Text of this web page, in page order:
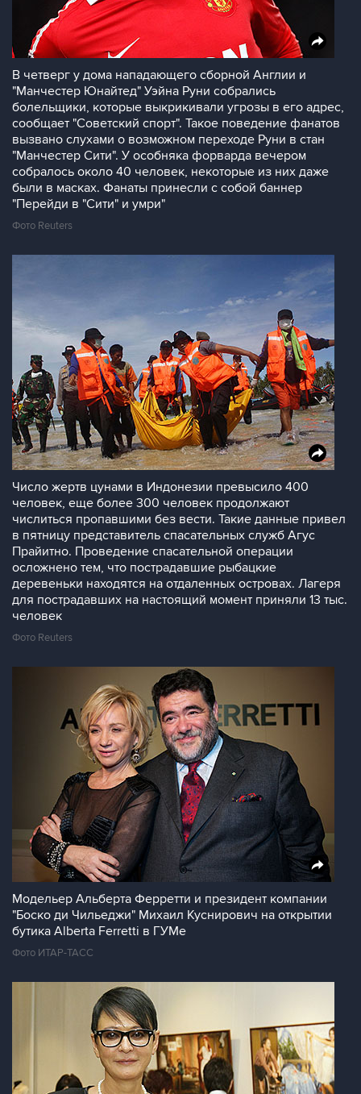
В четверг у дома нападающего сборной Англии и
"Манчестер Юнайтед" Уэйна Руни собрались
болельщики, которые выкрикивали угрозы в его адрес,
сообщает "Советский спорт". Такое поведение фанатов
вызвано слухами о возможном переходе Руни в стан
"Манчестер Сити". У особняка форварда вечером
собралось около 40 человек, некоторые из них даже
были в масках. Фанаты принесли с собой баннер
"Перейди в "Сити" и умри"
Фото Reuters
Число жертв цунами в Индонезии превысило 400
человек, еще более 300 человек продолжают
числиться пропавшими без вести. Такие данные привел
в пятницу представитель спасательных служб Агус
Прайитно. Проведение спасательной операции
осложнено тем, что пострадавшие рыбацкие
деревеньки находятся на отдаленных островах. Лагеря
для пострадавших на настоящий момент приняли 13 тыс.
человек
Фото Reuters
Модельер Альберта Ферретти и президент компании
"Боско ди Чильеджи" Михаил Куснирович на открытии
бутика Alberta Ferretti в ГУМе
Фото ИТАР-ТАСС